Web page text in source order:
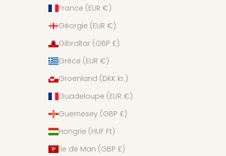
France (EUR €)
Géorgie (EUR €)
Gibraltar (GBP £)
Grèce (EUR €)
Groenland (DKK kr.)
Guadeloupe (EUR €)
Guernesey (GBP £)
Hongrie (HUF Ft)
Île de Man (GBP £)